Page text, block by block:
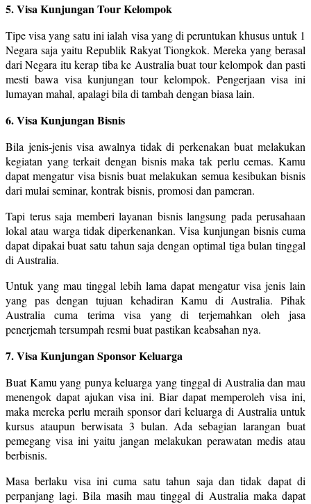
5. Visa Kunjungan Tour Kelompok
Tipe visa yang satu ini ialah visa yang di peruntukan khusus untuk 1
Negara saja yaitu Republik Rakyat Tiongkok. Mereka yang berasal
dari Negara itu kerap tiba ke Australia buat tour kelompok dan pasti
mesti bawa visa kunjungan tour kelompok. Pengerjaan visa ini
lumayan mahal, apalagi bila di tambah dengan biasa lain.
6. Visa Kunjungan Bisnis
Bila jenis-jenis visa awalnya tidak di perkenakan buat melakukan
kegiatan yang terkait dengan bisnis maka tak perlu cemas. Kamu
dapat mengatur visa bisnis buat melakukan semua kesibukan bisnis
dari mulai seminar, kontrak bisnis, promosi dan pameran.
Tapi terus saja memberi layanan bisnis langsung pada perusahaan
lokal atau warga tidak diperkenankan. Visa kunjungan bisnis cuma
dapat dipakai buat satu tahun saja dengan optimal tiga bulan tinggal
di Australia.
Untuk yang mau tinggal lebih lama dapat mengatur visa jenis lain
yang pas dengan tujuan kehadiran Kamu di Australia. Pihak
Australia cuma terima visa yang di terjemahkan oleh jasa
penerjemah tersumpah resmi buat pastikan keabsahan nya.
7. Visa Kunjungan Sponsor Keluarga
Buat Kamu yang punya keluarga yang tinggal di Australia dan mau
menengok dapat ajukan visa ini. Biar dapat memperoleh visa ini,
maka mereka perlu meraih sponsor dari keluarga di Australia untuk
kursus ataupun berwisata 3 bulan. Ada sebagian larangan buat
pemegang visa ini yaitu jangan melakukan perawatan medis atau
berbisnis.
Masa berlaku visa ini cuma satu tahun saja dan tidak dapat di
perpanjang lagi. Bila masih mau tinggal di Australia maka dapat